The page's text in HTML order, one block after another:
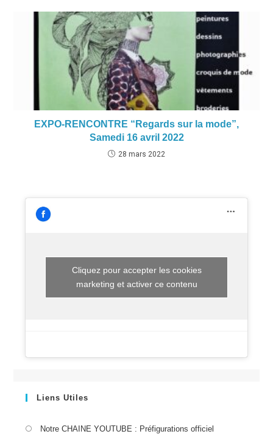
EXPO-RENCONTRE “Regards sur la mode”,
Samedi 16 avril 2022
28 mars 2022
Cliquez pour accepter les cookies
marketing et activer ce contenu
Liens Utiles
Notre CHAINE YOUTUBE : Préfigurations officiel